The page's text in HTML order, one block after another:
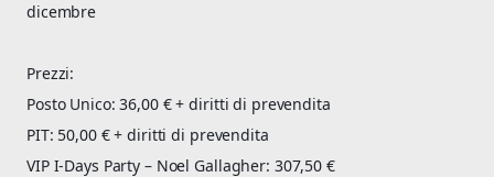
dicembre
Prezzi:
Posto Unico: 36,00 € + diritti di prevendita
PIT: 50,00 € + diritti di prevendita
VIP I-Days Party – Noel Gallagher: 307,50 €